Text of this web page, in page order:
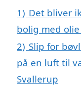
1) Det bliver
bolig med
2) Slip for
på en luft til
Svallerup